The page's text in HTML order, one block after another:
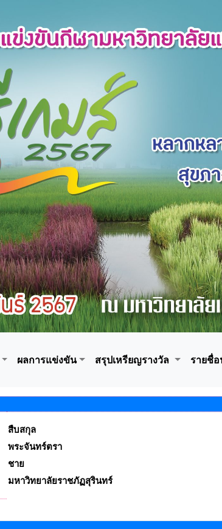
ผลการแข่งขัน สรุปเหรียญรางวัล รายชื่
สืบสกุล
พระจันทร์ตรา
ชาย
มหาวิทยาลัยราชภัฏสุรินทร์